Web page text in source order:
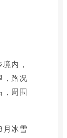
内，
，路况
，周围
月冰雪